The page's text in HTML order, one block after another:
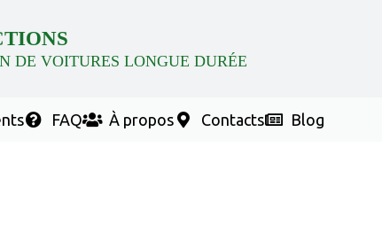
DE VOITURES LONGUE DURÉE
FAQ À propos Contacts Blog